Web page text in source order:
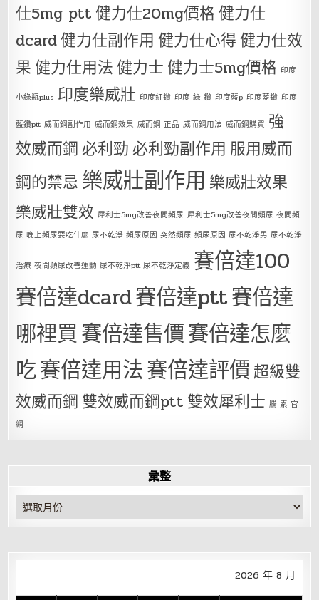
仕5mg ptt健力仕20mg價格健力仕
dcard健力仕副作用 健力仕心得健力仕效
果健力仕用法健力士健力士5mg價格 印度
小綠瓶plus 印度樂威壯 印度紅鑽 印度 綠 鑽 印度藍p 印度藍鑽 印度
藍鑽ptt 威而鋼副作用 威而鋼效果 威而鋼 正品 威而鋼用法 威而鋼購買 強
效威而鋼 必利勁 必利勁副作用 服用威而
鋼的禁忌 樂威壯副作用 樂威壯效果
樂威壯雙效 犀利士5mg改善夜間頻尿 犀利士5mg改善夜間頻尿 夜間頻
尿 晚上頻尿要吃什麼 尿不乾淨 頻尿原因 突然頻尿 頻尿原因 尿不乾淨男 尿不乾淨
治療 夜間頻尿改善運動 尿不乾淨ptt 尿不乾淨定義 賽倍達100
賽倍達dcard賽倍達ptt賽倍達
哪裡買賽倍達售價賽倍達怎麼
吃賽倍達用法賽倍達評價超級雙
效威而鋼 雙效威而鋼ptt 雙效犀利士 騰 素 官
網
彙整
彙
整
2026 年 8 月